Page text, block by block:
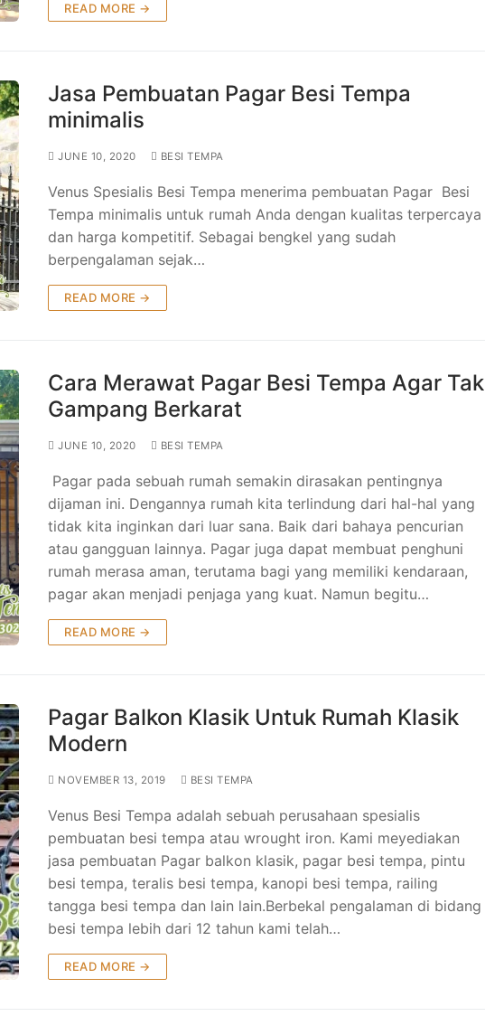
READ MORE →
Jasa Pembuatan Pagar Besi Tempa
minimalis
JUNE 10, 2020 BESI TEMPA
Venus Spesialis Besi Tempa menerima pembuatan Pagar Besi
Tempa minimalis untuk rumah Anda dengan kualitas terpercaya
dan harga kompetitif. Sebagai bengkel yang sudah
berpengalaman sejak…
READ MORE →
Cara Merawat Pagar Besi Tempa Agar Tak
Gampang Berkarat
JUNE 10, 2020 BESI TEMPA
Pagar pada sebuah rumah semakin dirasakan pentingnya
dijaman ini. Dengannya rumah kita terlindung dari hal-hal yang
tidak kita inginkan dari luar sana. Baik dari bahaya pencurian
atau gangguan lainnya. Pagar juga dapat membuat penghuni
rumah merasa aman, terutama bagi yang memiliki kendaraan,
pagar akan menjadi penjaga yang kuat. Namun begitu…
READ MORE →
Pagar Balkon Klasik Untuk Rumah Klasik
Modern
NOVEMBER 13, 2019 BESI TEMPA
Venus Besi Tempa adalah sebuah perusahaan spesialis
pembuatan besi tempa atau wrought iron. Kami meyediakan
jasa pembuatan Pagar balkon klasik, pagar besi tempa, pintu
besi tempa, teralis besi tempa, kanopi besi tempa, railing
tangga besi tempa dan lain lain.Berbekal pengalaman di bidang
besi tempa lebih dari 12 tahun kami telah…
READ MORE →